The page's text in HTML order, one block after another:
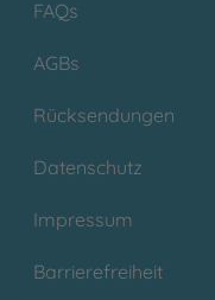
FAQs
AGBs
Rücksendungen
Datenschutz
Impressum
Barrierefreiheit